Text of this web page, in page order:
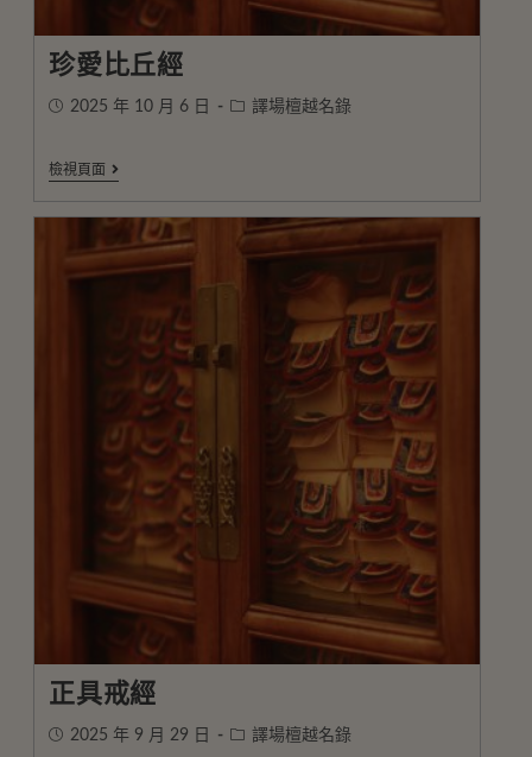
珍愛比丘經
2025 年 10 月 6 日 譯場檀越名錄
檢視頁面
正具戒經
2025 年 9 月 29 日 譯場檀越名錄